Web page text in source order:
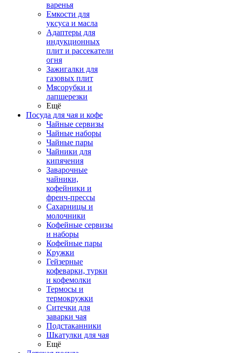
варенья
Емкости для
уксуса и масла
Адаптеры для
индукционных
плит и рассекатели
огня
Зажигалки для
газовых плит
Мясорубки и
лапшерезки
Ещё
Посуда для чая и кофе
Чайные сервизы
Чайные наборы
Чайные пары
Чайники для
кипячения
Заварочные
чайники,
кофейники и
френч-прессы
Сахарницы и
молочники
Кофейные сервизы
и наборы
Кофейные пары
Кружки
Гейзерные
кофеварки, турки
и кофемолки
Термосы и
термокружки
Ситечки для
заварки чая
Подстаканники
Шкатулки для чая
Ещё